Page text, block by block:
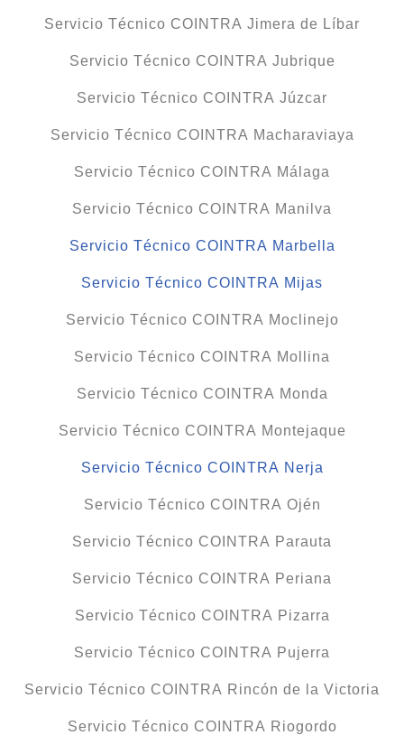
Servicio Técnico COINTRA Jimera de Líbar
Servicio Técnico COINTRA Jubrique
Servicio Técnico COINTRA Júzcar
Servicio Técnico COINTRA Macharaviaya
Servicio Técnico COINTRA Málaga
Servicio Técnico COINTRA Manilva
Servicio Técnico COINTRA Marbella
Servicio Técnico COINTRA Mijas
Servicio Técnico COINTRA Moclinejo
Servicio Técnico COINTRA Mollina
Servicio Técnico COINTRA Monda
Servicio Técnico COINTRA Montejaque
Servicio Técnico COINTRA Nerja
Servicio Técnico COINTRA Ojén
Servicio Técnico COINTRA Parauta
Servicio Técnico COINTRA Periana
Servicio Técnico COINTRA Pizarra
Servicio Técnico COINTRA Pujerra
Servicio Técnico COINTRA Rincón de la Victoria
Servicio Técnico COINTRA Riogordo